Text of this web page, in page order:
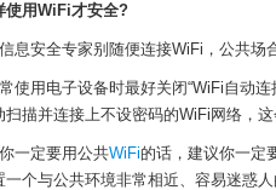
使用WiFi才安全?
息安全专家别随便连接WiFi，公共场
使用电子设备时最好关闭“WiFi自动
扫描并连接上不设密码的WiFi网络，
一定要用公共WiFi的话，建议你一定
一个与公共环境非常相近、容易迷惑